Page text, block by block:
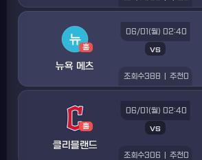
홈
뉴욕 메츠
vs
06/01(월) 02:40
조회수388 추천 0
홈
클리블랜드
vs
06/01(월) 02:40
조회수306 추천 0